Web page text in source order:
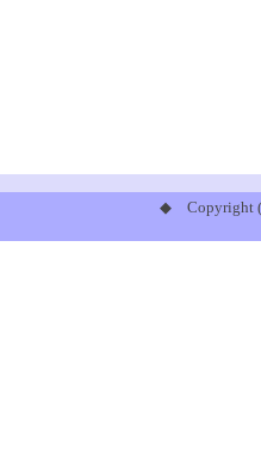
◆ Copyright